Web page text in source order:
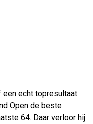
een echt topresultaat
Open de beste
64. Daar verloor hij